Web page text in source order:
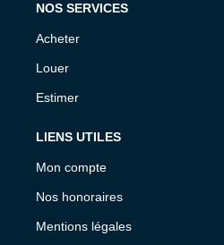
NOS SERVICES
Acheter
Louer
Estimer
LIENS UTILES
Mon compte
Nos honoraires
Mentions légales